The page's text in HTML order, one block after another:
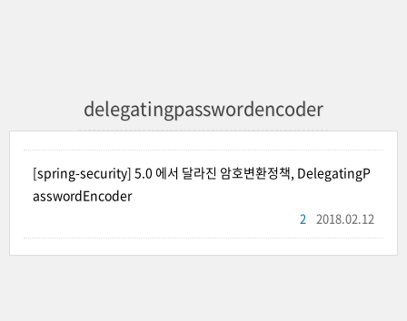
delegatingpasswordencoder
[spring-security] 5.0 에서 달라진 암호변환정책, DelegatingP
asswordEncoder
2018.02.12
2